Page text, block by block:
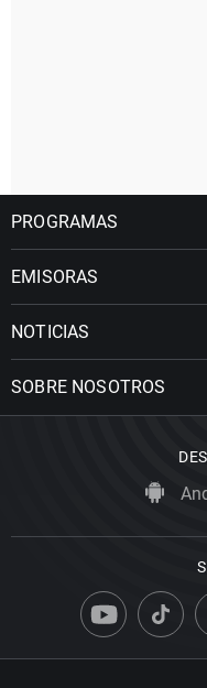
PROGRAMAS
EMISORAS
NOTICIAS
SOBRE NOSOTROS